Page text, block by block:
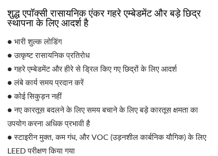
शुद्ध एपॉक्सी रासायनिक एंकर गहरे एम्बेडमेंट और बड़े छिद्र
स्थापना के लिए आदर्श है
● भारी शुल्क लोडिंग
● उत्कृष्ट रासायनिक प्रतिरोध
● गहरे एम्बेडमेंट और हीरे से ड्रिल किए गए छिद्रों के लिए आदर्श
● लंबे कार्य समय प्रदान करें
● कोई सिकुड़न नहीं
● नए कारतूस बदलने के लिए समय बचाने के लिए बड़े कारतूस क्षमता का
उपयोग करना अधिक प्रभावी है
● स्टाइरीन मुक्त, कम गंध, और VOC (उड़नशील कार्बनिक यौगिक) के लिए
LEED परीक्षण किया गया